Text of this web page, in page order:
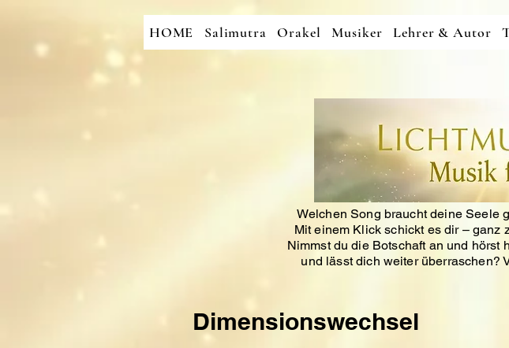
HOME Salimutra Orakel Musiker Lehrer & Autor
Welchen Song braucht deine Seele
Mit einem Klick schickt es dir – ganz
Nimmst du die Botschaft an und hörst
und lässt dich weiter überraschen?
Dimensionswechsel